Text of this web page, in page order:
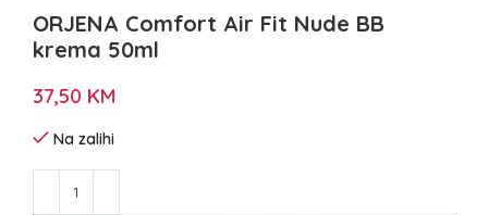
ORJENA Comfort Air Fit Nude BB
krema 50ml
37,50 KM
Na zalihi